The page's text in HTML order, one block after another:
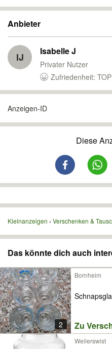
Anbieter
IJ Isabelle J
Privater Nutzer
Zufriedenheit: TOP
Anzeigen-ID
Diese
Kleinanzeigen Verschenken &
Das könnte dich auch
2
Bornheim
Zu
Weilerswist